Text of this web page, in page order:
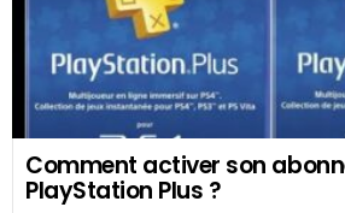
Comment activer son
PlayStation Plus ?